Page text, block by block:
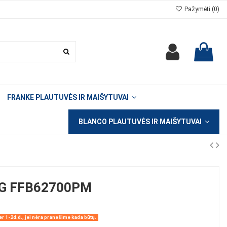
Pažymėti (0)
FRANKE PLAUTUVĖS IR MAIŠYTUVAI
BLANCO PLAUTUVĖS IR MAIŠYTUVAI
FFB62700PM
1-2d.d., jei nėra pranešime kada būtų.